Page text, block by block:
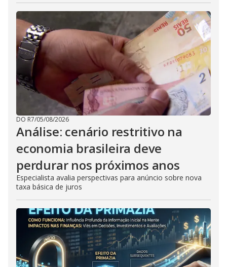
DO R7/05/08/2026
Análise: cenário restritivo na
economia brasileira deve
perdurar nos próximos anos
Especialista avalia perspectivas para anúncio sobre nova
taxa básica de juros